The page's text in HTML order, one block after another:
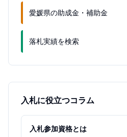
愛媛県の助成金・補助金
落札実績を検索
入札に役立つコラム
入札参加資格とは